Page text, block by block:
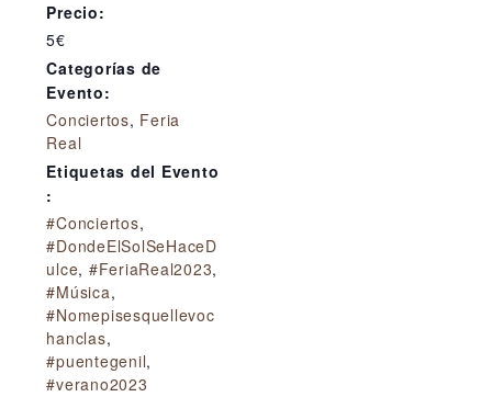
Precio:
5€
Categorías de
Evento:
Conciertos, Feria
Real
Etiquetas del Evento
:
#Conciertos,
#DondeElSolSeHaceD
ulce, #FeriaReal2023,
#Música,
#Nomepisesquellevoc
hanclas,
#puentegenil,
#verano2023